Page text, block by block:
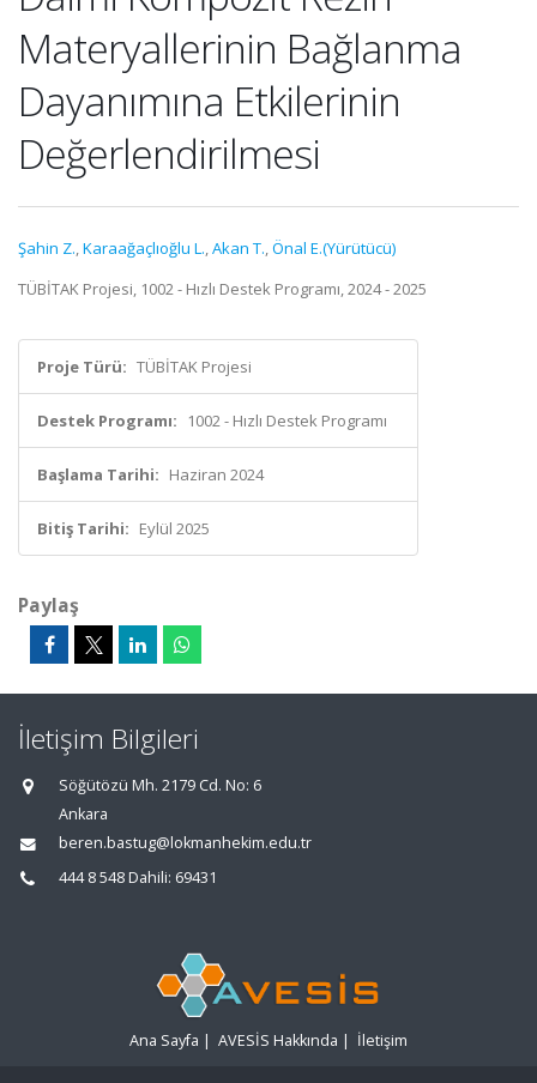
Materyallerinin Bağlanma
Dayanımına Etkilerinin
Değerlendirilmesi
Şahin Z.,Karaağaçlıoğlu L.,Akan T.,Önal E.(Yürütücü)
TÜBİTAK Projesi, 1002 - Hızlı Destek Programı, 2024 - 2025
Proje Türü: TÜBİTAK Projesi
Destek Programı: 1002 - Hızlı Destek Programı
Başlama Tarihi: Haziran 2024
Bitiş Tarihi: Eylül 2025
Paylaş
İletişim Bilgileri
Söğütözü Mh. 2179 Cd. No: 6
Ankara
beren.bastug@lokmanhekim.edu.tr
444 8 548 Dahili: 69431
Ana Sayfa | AVESİS Hakkında | İletişim